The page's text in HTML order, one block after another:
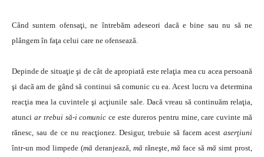
Când suntem ofensaţi, ne întrebăm adeseori dacă e bine sau nu să ne
plângem în faţa celui care ne ofensează.
Depinde de situaţie şi de cât de apropiată este relaţia mea cu acea persoană
şi dacă am de gând să continui să comunic cu ea. Acest lucru va determina
reacţia mea la cuvintele şi acţiunile sale. Dacă vreau să continuăm relaţia,
atunci ar trebui să-i comunic ce este dureros pentru mine, care cuvinte mă
rănesc, sau de ce nu reacţionez. Desigur, trebuie să facem acest aserţiuni
într-un mod limpede (mă deranjează, mă răneşte,mă face sămă simt prost,